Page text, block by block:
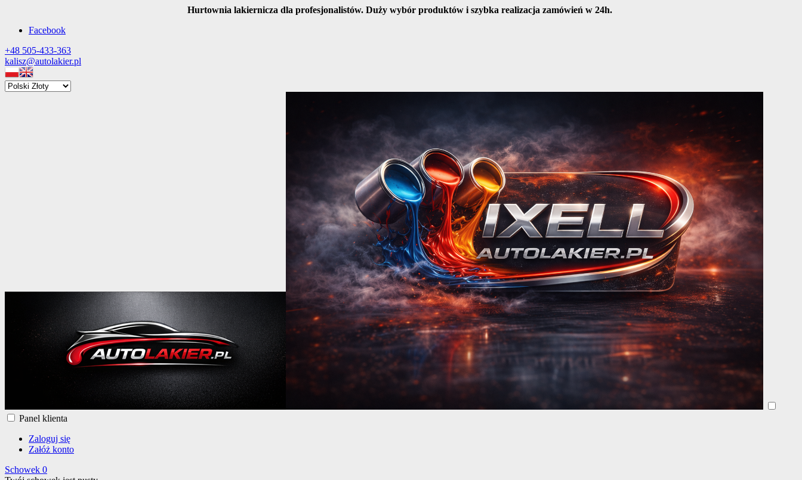
Hurtownia lakiernicza dla profesjonalistów. Duży wybór produktów i szybka realizacja zamówień w 24h.
Facebook
+48 505-433-363
kalisz@autolakier.pl
Panel klienta
Zaloguj się
Załóż konto
Schowek 0